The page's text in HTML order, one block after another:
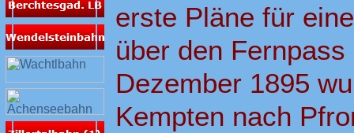
erste Pläne für
über den
Dezember 1895
Kempten nach